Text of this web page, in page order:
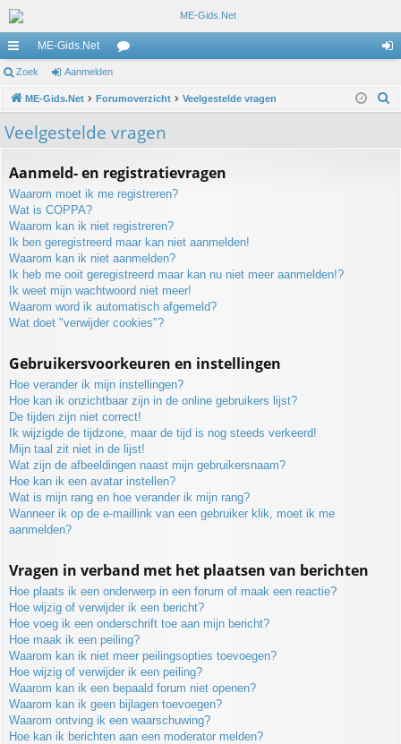
ne
lle
lin
ME-Gids.Net
u m
Zoek Aanmelden
ME-Gids.Net Forumoverzicht Veelgestelde vragen
Veelgestelde vragen
Aanmeld- en registratievragen
Waarom moet ik me registreren?
Wat is COPPA?
Waarom kan ik niet registreren?
Ik ben geregistreerd maar kan niet aanmelden!
Waarom kan ik niet aanmelden?
Ik heb me ooit geregistreerd maar kan nu niet meer aanmelden!?
Ik weet mijn wachtwoord niet meer!
Waarom word ik automatisch afgemeld?
Wat doet "verwijder cookies"?
Gebruikersvoorkeuren en instellingen
Hoe verander ik mijn instellingen?
Hoe kan ik onzichtbaar zijn in de online gebruikers lijst?
De tijden zijn niet correct!
Ik wijzigde de tijdzone, maar de tijd is nog steeds verkeerd!
Mijn taal zit niet in de lijst!
Wat zijn de afbeeldingen naast mijn gebruikersnaam?
Hoe kan ik een avatar instellen?
Wat is mijn rang en hoe verander ik mijn rang?
Wanneer ik op de e-maillink van een gebruiker klik, moet ik me
aanmelden?
Vragen in verband met het plaatsen van berichten
Hoe plaats ik een onderwerp in een forum of maak een reactie?
Hoe wijzig of verwijder ik een bericht?
Hoe voeg ik een onderschrift toe aan mijn bericht?
Hoe maak ik een peiling?
Waarom kan ik niet meer peilingsopties toevoegen?
Hoe wijzig of verwijder ik een peiling?
Waarom kan ik een bepaald forum niet openen?
Waarom kan ik geen bijlagen toevoegen?
Waarom ontving ik een waarschuwing?
Hoe kan ik berichten aan een moderator melden?